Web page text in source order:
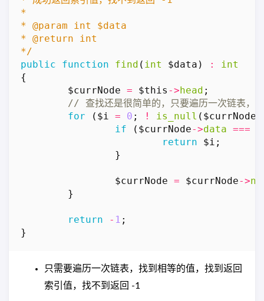
*/
public
function find ( int $data ) :
int
{
$currNode = $this ->head ;
for ( $i = 0 ; ! is_null ( $currNode
if
( $currNode->data ===
return
$i ;
}
$currNode = $currNode->
}
return - 1 ;
}
只需要遍历一次链表，找到相等的值，找到返回
索引值，找不到返回 -1